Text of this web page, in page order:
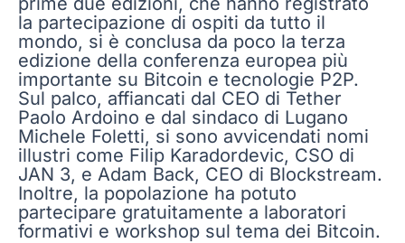
la partecipazione di ospiti da tutto il
mondo, si è conclusa da poco la terza
edizione della conferenza europea più
importante su Bitcoin e tecnologie P2P.
Sul palco, affiancati dal CEO di Tether
Paolo Ardoino e dal sindaco di Lugano
Michele Foletti, si sono avvicendati nomi
illustri come Filip Karadordevic, CSO di
JAN 3, e Adam Back, CEO di Blockstream.
Inoltre, la popolazione ha potuto
partecipare gratuitamente a laboratori
formativi e workshop sul tema dei Bitcoin.